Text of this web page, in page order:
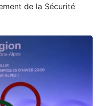
de la Sécurité